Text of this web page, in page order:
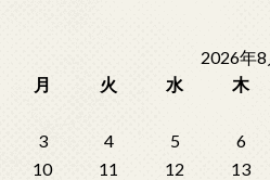
2026年8
月
火 水 木
3
4 5 6
10
11 12 13